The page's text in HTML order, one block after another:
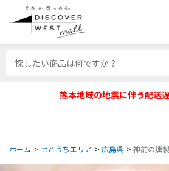
熊本地域の地震に伴う配送
ホーム > せとうちエリア > 広島県 > 神前の燻